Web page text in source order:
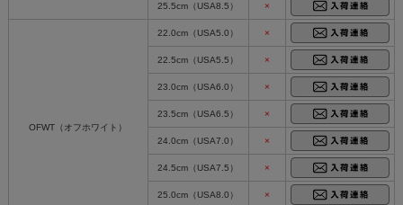
25.5cm（USA8.5） ×
OFWT（オフホワイト）
22.0cm（USA5.0） ×
22.5cm（USA5.5） ×
23.0cm（USA6.0） ×
23.5cm（USA6.5） ×
24.0cm（USA7.0） ×
24.5cm（USA7.5） ×
25.0cm（USA8.0） ×